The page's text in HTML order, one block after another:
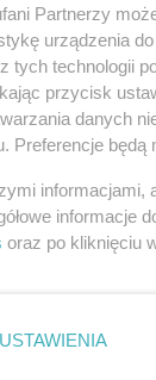
-
egzaminy
te szkoły.
pięciu
pierwszej
odbyli już w
w
Partnerzy
urządzenia
tych technologii
przycisk
danych
Preferencje będą
informacje
oraz po kliknięciu
USTAWIENIA